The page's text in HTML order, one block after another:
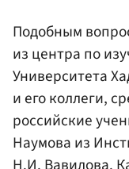
Подобным
из центра по
Университета
и его коллеги,
российские
Наумова из